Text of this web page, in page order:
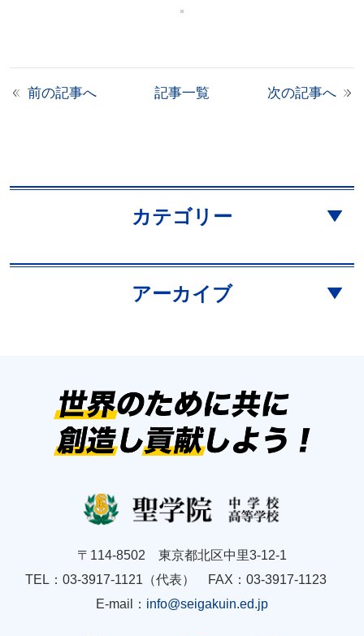
前の記事へ 記事一覧 次の記事へ
カテゴリー
アーカイブ
〒114-8502 東京都北区中里3-12-1
TEL：03-3917-1121（代表） FAX：03-3917-1123
E-mail： info@seigakuin.ed.jp